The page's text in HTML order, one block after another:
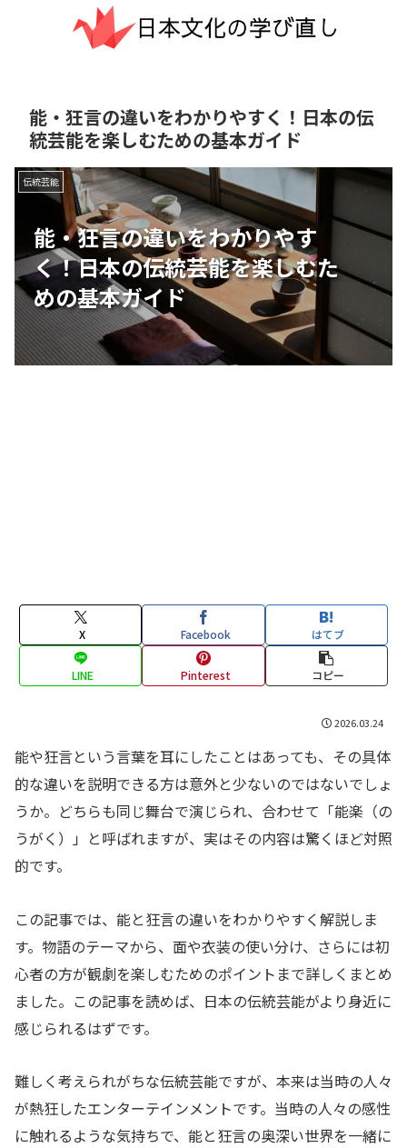
能・狂言の違いをわかりやすく！日本の伝
統芸能を楽しむための基本ガイド
能・狂言の違いをわかりやす
く！日本の伝統芸能を楽しむた
めの基本ガイド
伝統芸能
X Facebook はてブ
LINE Pinterest コピー
2026.03.24
能や狂言という言葉を耳にしたことはあっても、その具体
的な違いを説明できる方は意外と少ないのではないでしょ
うか。どちらも同じ舞台で演じられ、合わせて「能楽（の
うがく）」と呼ばれますが、実はその内容は驚くほど対照
的です。
この記事では、能と狂言の違いをわかりやすく解説しま
す。物語のテーマから、面や衣装の使い分け、さらには初
心者の方が観劇を楽しむためのポイントまで詳しくまとめ
ました。この記事を読めば、日本の伝統芸能がより身近に
感じられるはずです。
難しく考えられがちな伝統芸能ですが、本来は当時の人々
が熱狂したエンターテインメントです。当時の人々の感性
に触れるような気持ちで、能と狂言の奥深い世界を一緒に